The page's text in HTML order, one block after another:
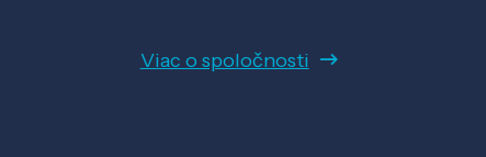
Viac o spoločnosti